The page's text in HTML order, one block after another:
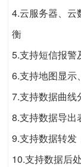
4.云服务器、云
衡
5.支持短信报警
6.支持地图显示
7.支持数据曲线
8.支持数据导出
9.支持数据转发
10.支持数据后